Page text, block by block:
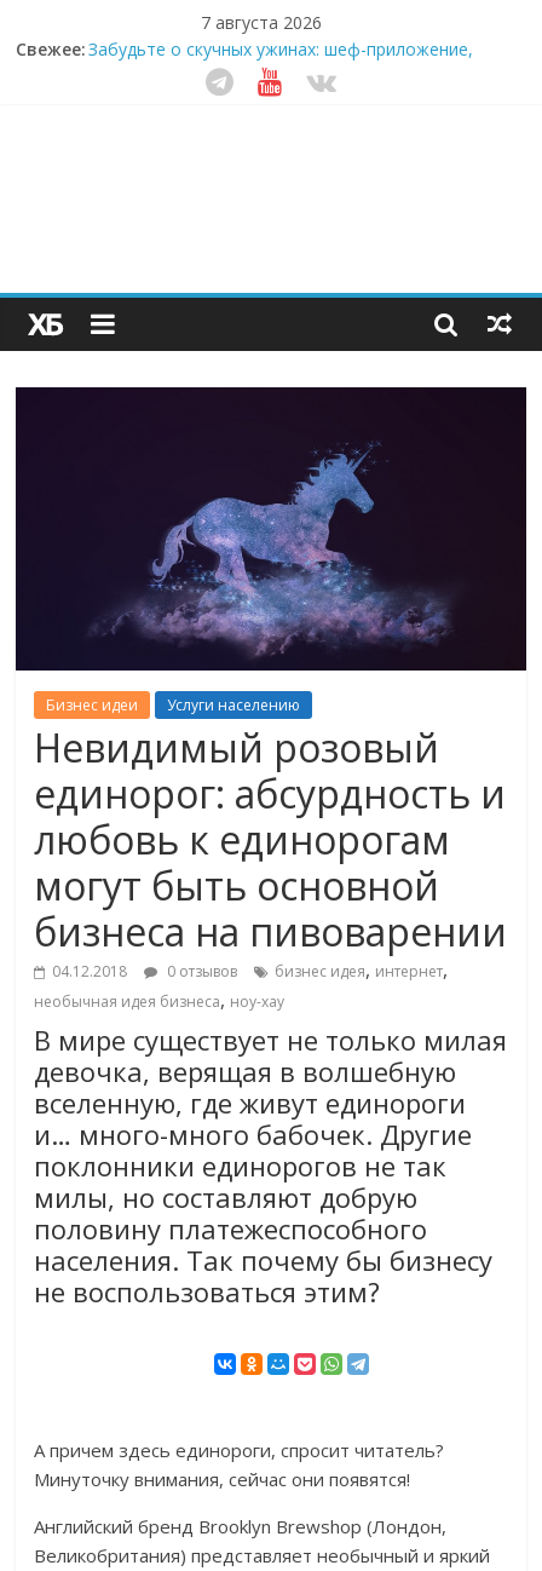
7 августа 2026
Свежее:Забудьте о скучных ужинах: шеф-приложение,
которое видит вашу еду насквозь
Небо зовёт: как бизнес на полётах дронов и
Секрет супергидратации: почему кокосовая вода с
пребиотиками становится главным трендом
здорового питания
Бизнес идеи Услуги населению
Невидимый розовый
единорог: абсурдность и
любовь к единорогам
могут быть основной
бизнеса на пивоварении
04.12.2018 0 отзывов бизнес идея, интернет,
необычная идея бизнеса, ноу-хау
В мире существует не только милая
девочка, верящая в волшебную
вселенную, где живут единороги
и… много-много бабочек. Другие
поклонники единорогов не так
милы, но составляют добрую
половину платежеспособного
населения. Так почему бы бизнесу
не воспользоваться этим?
А причем здесь единороги, спросит читатель?
Минуточку внимания, сейчас они появятся!
Английский бренд Brooklyn Brewshop (Лондон,
Великобритания) представляет необычный и яркий